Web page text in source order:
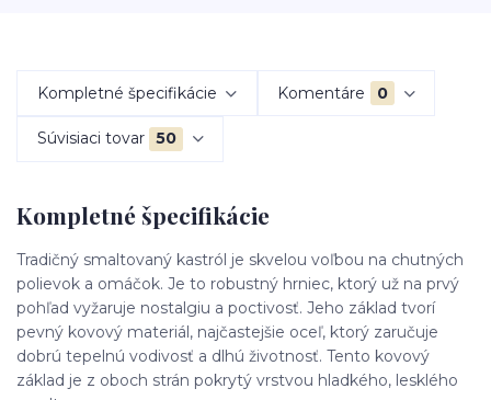
Kompletné špecifikácie Komentáre 0
Súvisiaci tovar 50
Kompletné špecifikácie
Tradičný smaltovaný kastról je skvelou voľbou na chutných
polievok a omáčok. Je to robustný hrniec, ktorý už na prvý
pohľad vyžaruje nostalgiu a poctivosť. Jeho základ tvorí
pevný kovový materiál, najčastejšie oceľ, ktorý zaručuje
dobrú tepelnú vodivosť a dlhú životnosť. Tento kovový
základ je z oboch strán pokrytý vrstvou hladkého, lesklého